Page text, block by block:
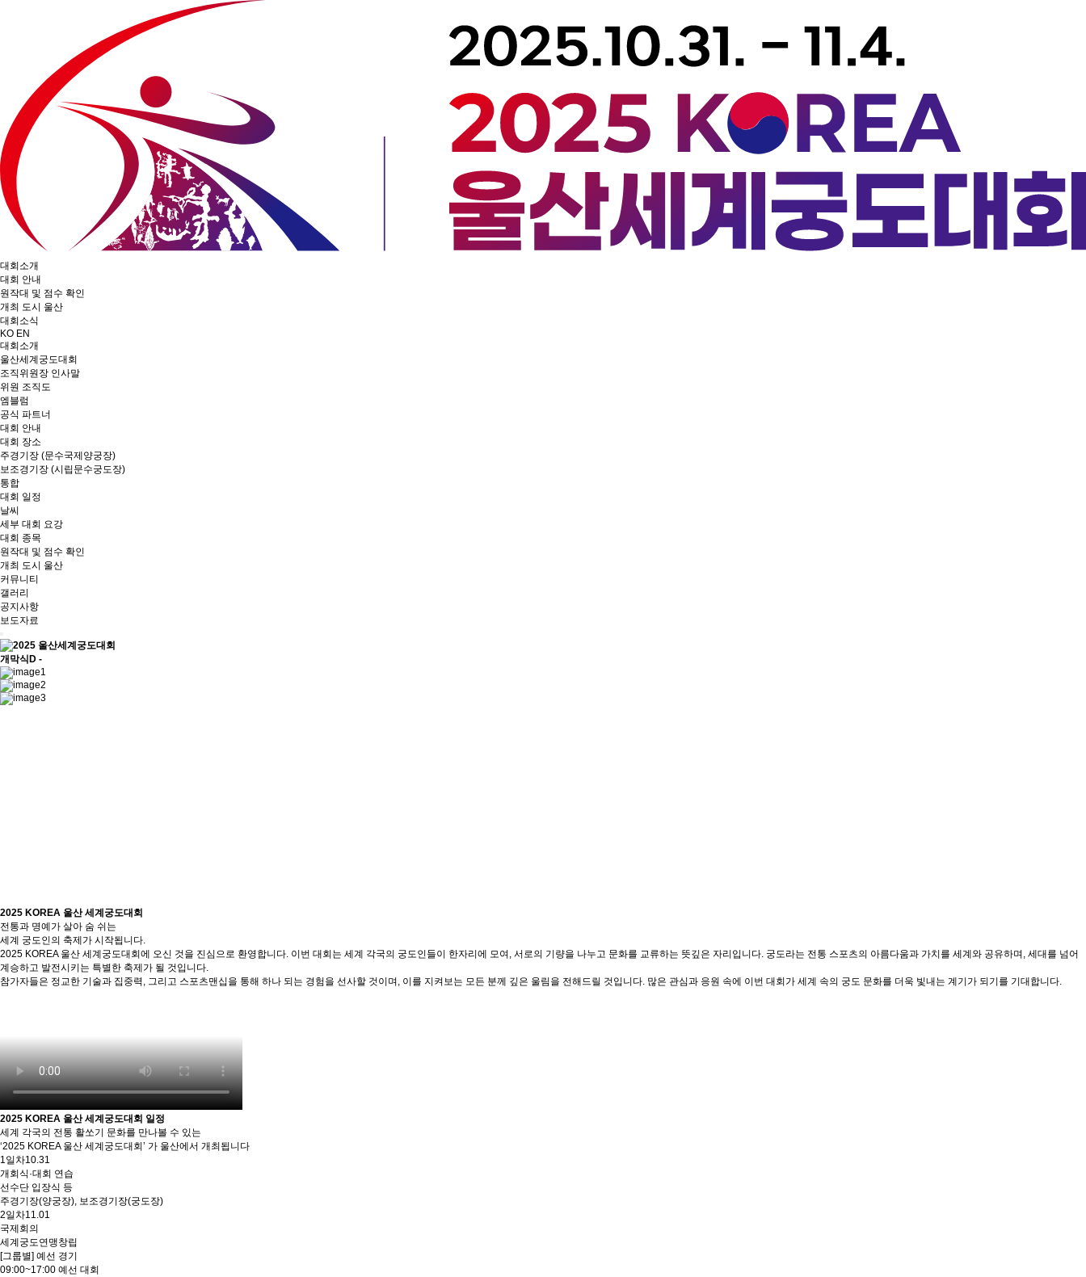
대회소개
대회 안내
원작대 및 점수 확인
개최 도시 울산
대회소식
KO EN
대회소개
울산세계궁도대회
조직위원장 인사말
위원 조직도
엠블럼
공식 파트너
대회 안내
대회 장소
주경기장 (문수국제양궁장)
보조경기장 (시립문수궁도장)
통합
대회 일정
날씨
세부 대회 요강
대회 종목
원작대 및 점수 확인
개최 도시 울산
커뮤니티
갤러리
공지사항
보도자료
개막식 D -
2025 KOREA 울산 세계궁도대회
전통과 명예가 살아 숨 쉬는
세계 궁도인의 축제가 시작됩니다.
2025 KOREA 울산 세계궁도대회에 오신 것을 진심으로 환영합니다. 이번 대회는 세계 각국의 궁도인들이 한자리에 모여, 서로의 기량을 나누고 문화를 교류하는 뜻깊은 자리입니다. 궁도라는 전통 스포츠의 아름다움과 가치를 세계와 공유하며, 세대를 넘어
계승하고 발전시키는 특별한 축제가 될 것입니다.
참가자들은 정교한 기술과 집중력, 그리고 스포츠맨십을 통해 하나 되는 경험을 선사할 것이며, 이를 지켜보는 모든 분께 깊은 울림을 전해드릴 것입니다. 많은 관심과 응원 속에 이번 대회가 세계 속의 궁도 문화를 더욱 빛내는 계기가 되기를 기대합니다.
2025 KOREA 울산 세계궁도대회 일정
세계 각국의 전통 활쏘기 문화를 만나볼 수 있는
‘2025 KOREA 울산 세계궁도대회’ 가 울산에서 개최됩니다
1일차10.31
개회식·대회 연습
선수단 입장식 등
주경기장(양궁장), 보조경기장(궁도장)
2일차11.01
국제회의
세계궁도연맹창립
[그룹별] 예선 경기
09:00~17:00 예선 대회